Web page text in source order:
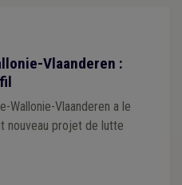
Vlaanderen :
Wallonie-Vlaanderen a le
nouveau projet de lutte